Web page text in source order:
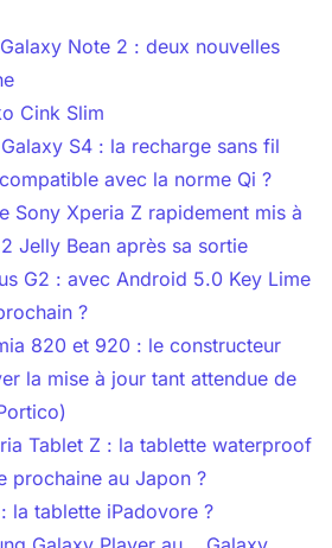
Note 2 : deux nouvelles
Cink Slim
S4 : la recharge sans fil
avec la norme Qi ?
Sony Xperia Z rapidement mis à
Jelly Bean après sa sortie
G2 : avec Android 5.0 Key Lime
?
820 et 920 : le constructeur
la mise à jour tant attendue de
Tablet Z : la tablette waterproof
prochaine au Japon ?
la tablette iPadovore ?